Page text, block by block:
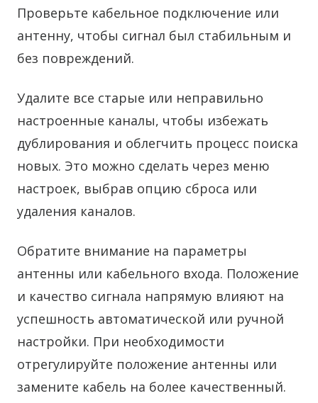
Проверьте кабельное подключение или
антенну, чтобы сигнал был стабильным и
без повреждений.
Удалите все старые или неправильно
настроенные каналы, чтобы избежать
дублирования и облегчить процесс поиска
новых. Это можно сделать через меню
настроек, выбрав опцию сброса или
удаления каналов.
Обратите внимание на параметры
антенны или кабельного входа. Положение
и качество сигнала напрямую влияют на
успешность автоматической или ручной
настройки. При необходимости
отрегулируйте положение антенны или
замените кабель на более качественный.